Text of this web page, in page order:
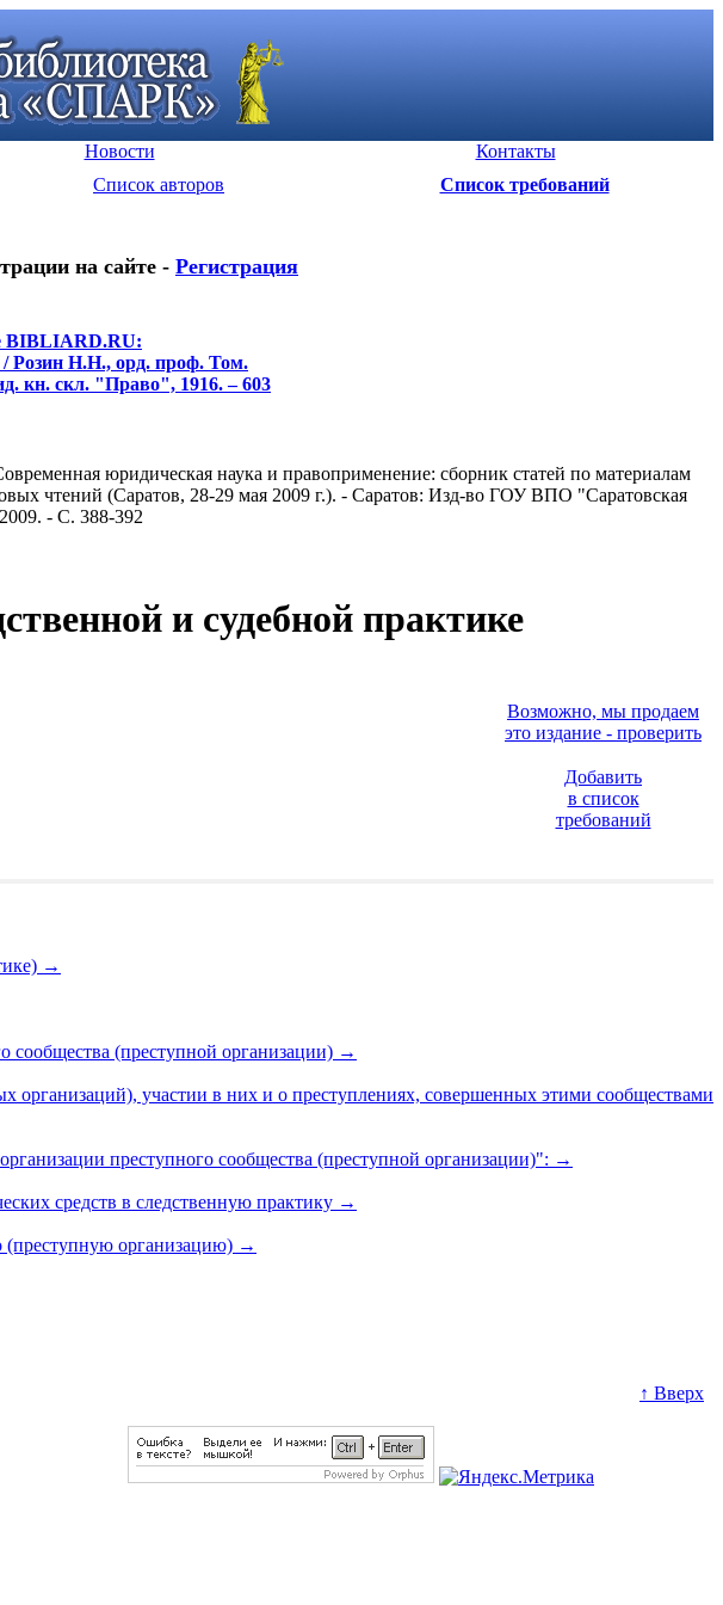
Новости
Контакты
Список авторов Список требований
на сайте - Регистрация
BIBLIARD.RU:
/ Розин Н.Н., орд. проф. Том.
кн. скл. "Право", 1916. – 603
юридическая наука и правоприменение: сборник статей по материалам
чтений (Саратов, 28-29 мая 2009 г.). - Саратов: Изд-во ГОУ ВПО "Саратовская
- С. 388-392
и судебной практике
Возможно, мы продаем
это издание - проверить
Добавить
в список
требований
→
сообщества (преступной организации) →
организаций), участии в них и о преступлениях, совершенных этими сообществами
преступного сообщества (преступной организации)": →
средств в следственную практику →
(преступную организацию) →
↑ Вверх